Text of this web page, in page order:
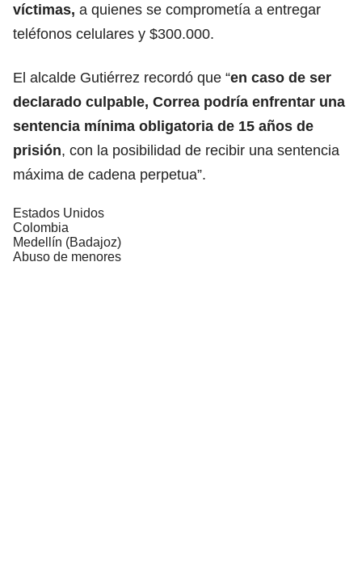
víctimas, a quienes se comprometía a entregar
teléfonos celulares y $300.000.
El alcalde Gutiérrez recordó que “en caso de ser
declarado culpable, Correa podría enfrentar una
sentencia mínima obligatoria de 15 años de
prisión, con la posibilidad de recibir una sentencia
máxima de cadena perpetua”.
Estados Unidos
Colombia
Medellín (Badajoz)
Abuso de menores